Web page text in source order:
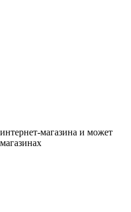
магазина и может